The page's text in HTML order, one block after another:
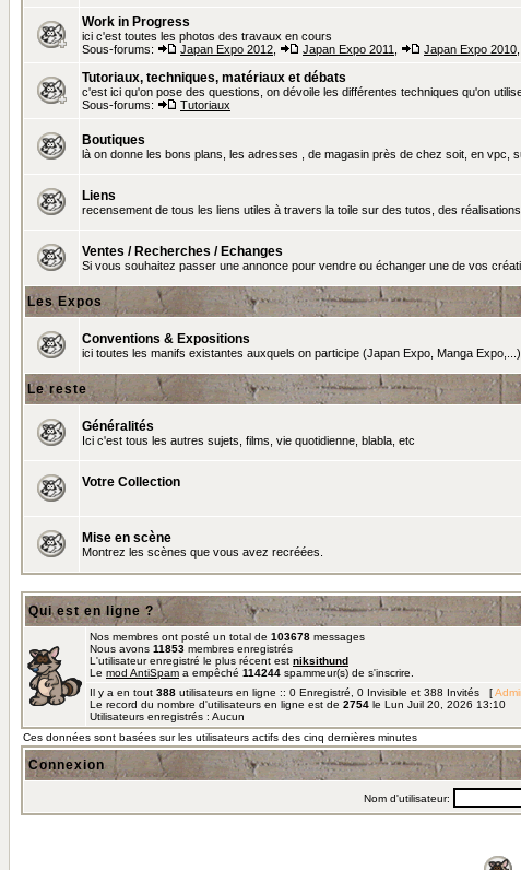
Work in Progress
ici c'est toutes les photos des travaux en cours
Sous-forums:
Japan Expo 2012 Japan Expo 2011 Japan Expo 2010
Tutoriaux, techniques, matériaux et débats
c'est ici qu'on pose des questions, on dévoile les différentes techniques qu'on
Sous-forums:
Tutoriaux
Boutiques
là on donne les bons plans, les adresses , de magasin près de chez soit, en vpc,
Liens
recensement de tous les liens utiles à travers la toile sur des tutos, des
Ventes / Recherches / Echanges
Si vous souhaitez passer une annonce pour vendre ou échanger une de vos
Les Expos
Conventions & Expositions
ici toutes les manifs existantes auxquels on participe (Japan Expo, Manga Expo,...)
Le reste
Généralités
Ici c'est tous les autres sujets, films, vie quotidienne, blabla, etc
Votre Collection
Mise en scène
Montrez les scènes que vous avez recréées.
Qui est en ligne ?
Nos membres ont posté un total de 103678 messages
Nous avons 11853 membres enregistrés
L'utilisateur enregistré le plus récent est niksithund
Le mod AntiSpam a empêché 114244 spammeur(s) de s'inscrire.
Il y a en tout 388 utilisateurs en ligne :: 0 Enregistré, 0 Invisible et 388 Invités [
Le record du nombre d'utilisateurs en ligne est de 2754 le Lun Juil 20, 2026 13:10
Utilisateurs enregistrés : Aucun
Ces données sont basées sur les utilisateurs actifs des cinq dernières minutes
Connexion
Nom d'utilisateur: